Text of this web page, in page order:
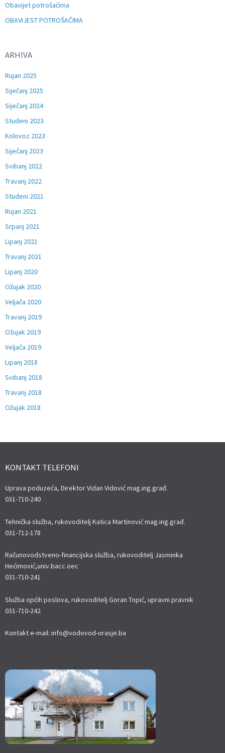
Obavijet potrošačima
OBAVIJEST POTROŠAČIMA
ARHIVA
Rujan 2025
Siječanj 2025
Siječanj 2024
Studeni 2023
Kolovoz 2023
Siječanj 2023
Svibanj 2022
Travanj 2022
Studeni 2021
Rujan 2021
Srpanj 2021
Lipanj 2021
Travanj 2021
Lipanj 2020
Ožujak 2020
Veljača 2020
Travanj 2019
Ožujak 2019
Veljača 2019
Lipanj 2018
Svibanj 2018
Travanj 2018
Ožujak 2018
KONTAKT TELEFONI
Uprava poduzeća, Direktor Vidan Vidović mag.ing.građ.
031-710-240
Tehnička služba, rukovoditelj Katica Martinović mag.ing.građ.
031-712-178
Računovodstveno-financijska služba, rukovoditelj Jasminka
Hećimović,univ.bacc.oec
031-710-241
Služba općih poslova, rukovoditelj Goran Topić, upravni pravnik
031-710-242
Kontakt e-mail: info@vodovod-orasje.ba